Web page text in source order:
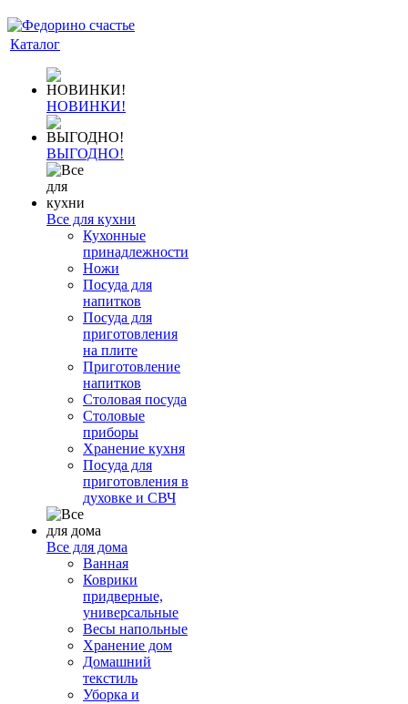
Каталог
НОВИНКИ!
ВЫГОДНО!
Все для кухни
Кухонные
принадлежности
Ножи
Посуда для
напитков
Посуда для
приготовления
на плите
Приготовление
напитков
Столовая посуда
Столовые
приборы
Хранение кухня
Посуда для
приготовления в
духовке и СВЧ
Все для дома
Ванная
Коврики
придверные,
универсальные
Весы напольные
Хранение дом
Домашний
текстиль
Уборка и